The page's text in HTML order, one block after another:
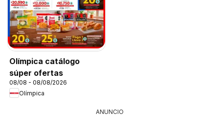
Olímpica catálogo
súper ofertas
08/08 - 08/08/2026
Olímpica
ANUNCIO